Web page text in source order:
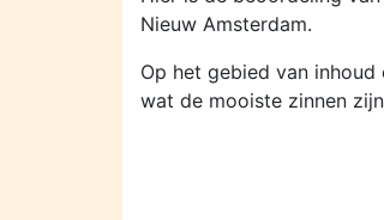
Nieuw Amsterdam.
Op het gebied van
wat de mooiste zinnen